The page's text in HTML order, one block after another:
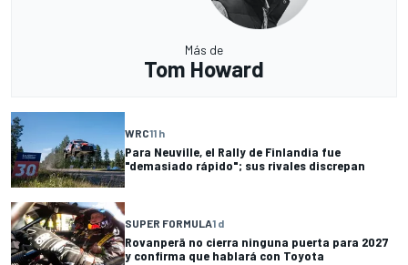
Más de
Tom Howard
WRC11 h
Para Neuville, el Rally de Finlandia fue
"demasiado rápido"; sus rivales discrepan
SUPER FORMULA1 d
Rovanperä no cierra ninguna puerta para 2027
y confirma que hablará con Toyota